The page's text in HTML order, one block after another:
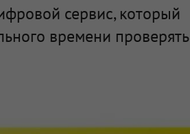
сервис, который
времени проверять